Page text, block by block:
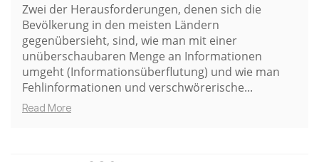
Zwei der Herausforderungen, denen sich die
Bevölkerung in den meisten Ländern
gegenübersieht, sind, wie man mit einer
unüberschaubaren Menge an Informationen
umgeht (Informationsüberflutung) und wie man
Fehlinformationen und verschwörerische...
Read More